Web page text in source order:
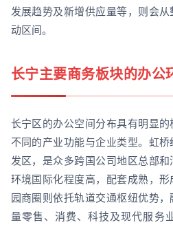
发展趋势及新增供应量等，则会
动区间。
长宁主要商务板块的办公
长宁区的办公空间分布具有明显
不同的产业功能与企业类型。虹
发区，是众多跨国公司地区总部
环境国际化程度高，配套成熟，
园商圈则依托轨道交通枢纽优势
量零售、消费、科技及现代服务